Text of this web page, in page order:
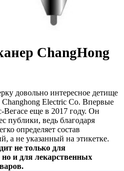
ChangHong
довольно интересное детище
Electric Co. Впервые
Вегасе еще в 2017 году. Он
публики, ведь благодаря
определяет состав
а не указанный на этикетке.
не только для
и для лекарственных